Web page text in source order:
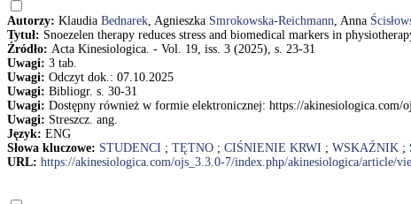
Autorzy: Klaudia Bednarek, Agnieszka Smrokowska-Reichmann, Anna
Tytuł: Snoezelen therapy reduces stress and biomedical markers in
Źródło: Acta Kinesiologica. - Vol. 19, iss. 3 (2025), s. 23-31
Uwagi: 3 tab.
Uwagi: Odczyt dok.: 07.10.2025
Uwagi: Bibliogr. s. 30-31
Uwagi: Dostępny również w formie elektronicznej: https://
Uwagi: Streszcz. ang.
Język: ENG
Słowa kluczowe: STUDENCI ; TĘTNO ; CIŚNIENIE KRWI ; WSKAŹNIK ;
URL: https://akinesiologica.com/ojs_3.3.0-7/index.php/akinesiologica/article/